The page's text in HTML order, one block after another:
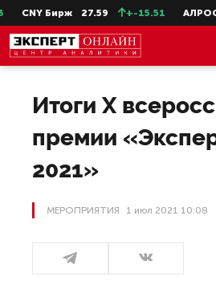
Бирж 27.59 +-15.51 АЛРОСА ао
Итоги Х
премии
2021»
МЕРОПРИЯТИЯ 1 июл 2021 10:08